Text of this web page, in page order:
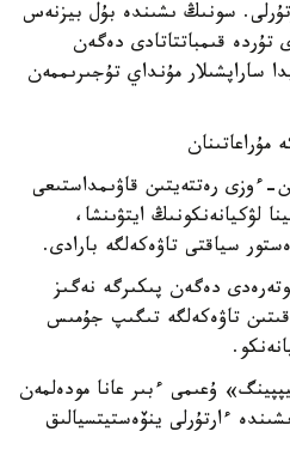
سونىڭ ىشىندە بۇل بيزنەس
قىمباتتاتادى دەگەن
ساراپشىلار مۇنداي تۇجىرىممەن
مۇراعاتىنان
ءوزى رەتتەيتىن قاۋىمداستىعى
لۋكيانەنكونىڭ ايتۋىنشا،
سياقتى تاۋەكەلگە بارادى.
دەگەن پىكىرگە نەگىز
تاۋەكەلگە تىگىپ جۇمىس
ۇعىمى ءبىر عانا مودەلمەن
ءارتۇرلى ينۆەستيتسيالىق